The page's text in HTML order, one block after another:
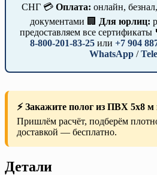
СНГ 💳 Оплата: онлайн,
документами 🏢 Для юрлиц:
предоставляем все сертификаты
8-800-201-83-25или +7 904
WhatsApp /
⚡ Закажите полог из ПВХ 5х8 м
Пришлём расчёт, подберём
доставкой — бесплатно.
Детали